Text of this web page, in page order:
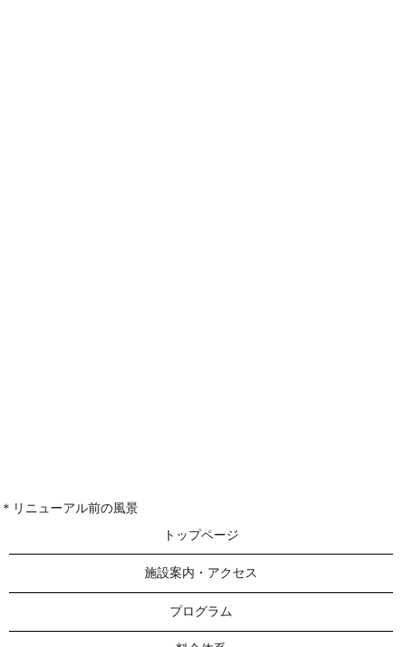
＊リニューアル前の風景
トップページ
施設案内・アクセス
プログラム